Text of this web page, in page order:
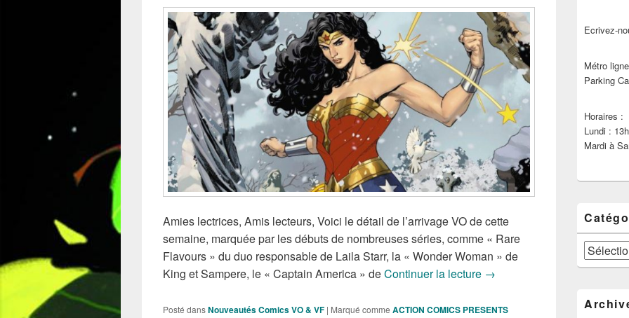
Amies lectrices, Amis lecteurs, Voici le détail de l’arrivage VO de cette
semaine, marquée par les débuts de nombreuses séries, comme « Rare
Flavours » du duo responsable de Laila Starr, la « Wonder Woman » de
King et Sampere, le « Captain America » deContinuer la lecture Sorties des Comics VO de
→
Posté dansNouveautés Comics VO & VF | Marqué comme ACTION COMICS PRESENTS
Ecrivez-
Métro
Parking
Horaires :
Lundi :
Mardi à
Catégories